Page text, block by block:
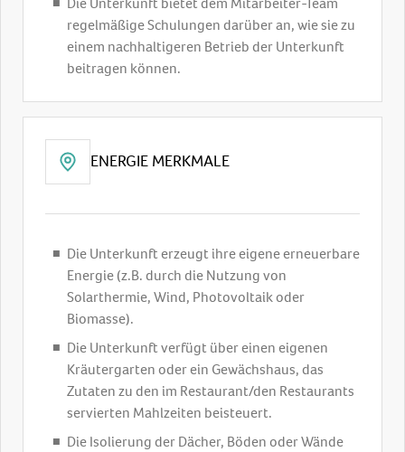
regelmäßige Schulungen darüber an, wie sie zu
einem nachhaltigeren Betrieb der Unterkunft
beitragen können.
ENERGIE MERKMALE
Die Unterkunft erzeugt ihre eigene erneuerbare
Energie (z.B. durch die Nutzung von
Solarthermie, Wind, Photovoltaik oder
Biomasse).
Die Unterkunft verfügt über einen eigenen
Kräutergarten oder ein Gewächshaus, das
Zutaten zu den im Restaurant/den Restaurants
servierten Mahlzeiten beisteuert.
Die Isolierung der Dächer, Böden oder Wände